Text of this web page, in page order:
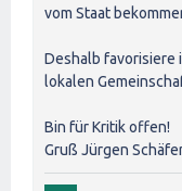
vom Staat
Deshalb favorisiere
lokalen
Bin für Kritik offen!
Gruß Jürgen